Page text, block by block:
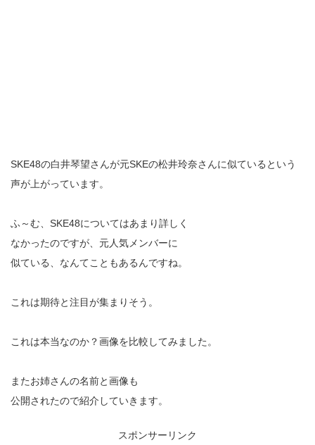
SKE48の白井琴望さんが元SKEの松井玲奈さんに似ているという
声が上がっています。
ふ～む、SKE48についてはあまり詳しく
なかったのですが、元人気メンバーに
似ている、なんてこともあるんですね。
これは期待と注目が集まりそう。
これは本当なのか？画像を比較してみました。
またお姉さんの名前と画像も
公開されたので紹介していきます。
スポンサーリンク